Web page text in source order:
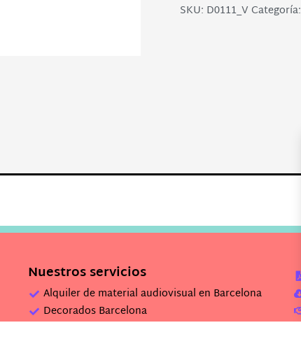
SKU: D0111_V Categoría:
Nuestros servicios
Alquiler de material audiovisual en Barcelona
Decorados Barcelona